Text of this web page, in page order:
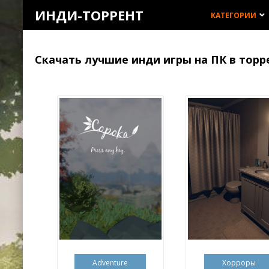
ИНДИ-ТОРРЕНТ КАТЕГОРИИ keyboard_arrow_down
Скачать лучшие инди игры на ПК в
Adventure Хорроры